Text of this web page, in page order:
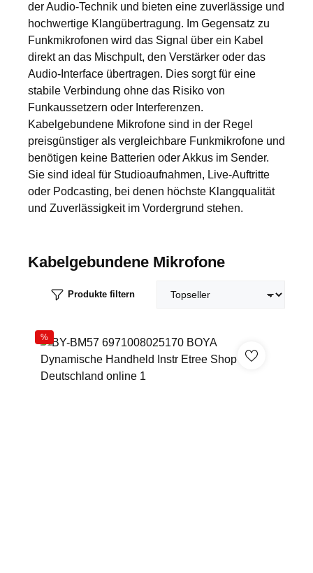
der Audio-Technik und bieten eine zuverlässige und
hochwertige Klangübertragung. Im Gegensatz zu
Funkmikrofonen wird das Signal über ein Kabel
direkt an das Mischpult, den Verstärker oder das
Audio-Interface übertragen. Dies sorgt für eine
stabile Verbindung ohne das Risiko von
Funkaussetzern oder Interferenzen.
Kabelgebundene Mikrofone sind in der Regel
preisgünstiger als vergleichbare Funkmikrofone und
benötigen keine Batterien oder Akkus im Sender.
Sie sind ideal für Studioaufnahmen, Live-Auftritte
oder Podcasting, bei denen höchste Klangqualität
und Zuverlässigkeit im Vordergrund stehen.
Kabelgebundene Mikrofone
Produkte filtern
%